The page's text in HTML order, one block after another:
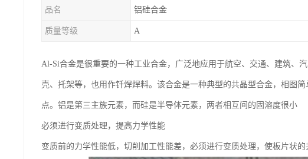
品名 铝硅合金
质量等级 A
Al-Si合金是很重要的一种工业合金，广泛地应用于航空、交通、建筑、
壳、托架等，也用作钎焊焊料。该合金是一种典型的共晶型合金，相图
点。铝是第三主族元素，而硅是半导体元素，两者相互间的固溶度很小
必须进行变质处理，提高力学性能
变质前的力学性能低，切削加工性能差，必须进行变质处理，使板片状